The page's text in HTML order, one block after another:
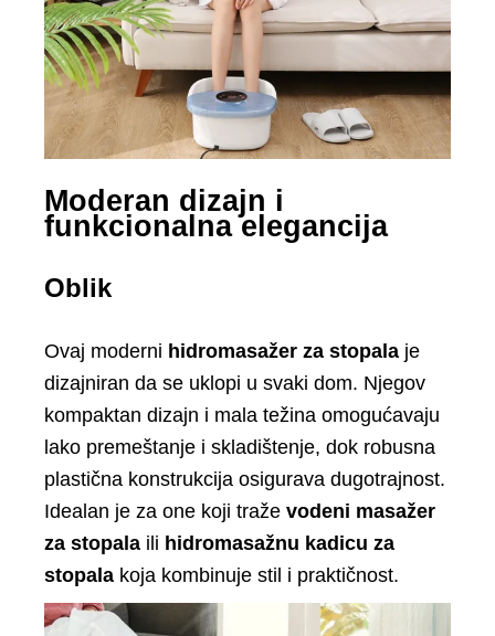
Moderan dizajn i
funkcionalna elegancija
Oblik
Ovaj moderni hidromasažer za stopala je
dizajniran da se uklopi u svaki dom. Njegov
kompaktan dizajn i mala težina omogućavaju
lako premeštanje i skladištenje, dok robusna
plastična konstrukcija osigurava dugotrajnost.
Idealan je za one koji traževodeni masažer
za stopala ili hidromasažnu kadicu za
stopala koja kombinuje stil i praktičnost.